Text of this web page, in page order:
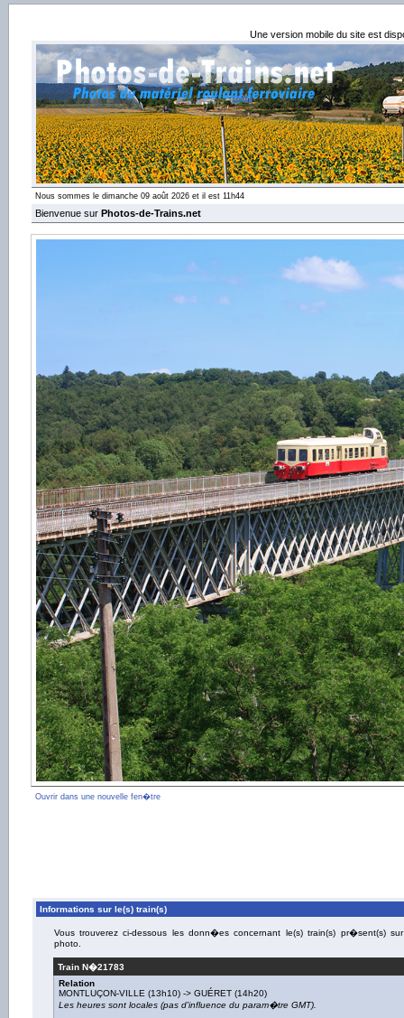
Une version mobile du site est
Nous sommes le dimanche 09 août 2026 et il est 11h44
Bienvenue sur Photos-de-Trains.net
Ouvrir dans une nouvelle fen�tre
Informations sur le(s) train(s)
Vous trouverez ci-dessous les donn�es concernant le(s) train(s) pr�sent(s)
photo.
Train N�21783
Relation
MONTLUÇON-VILLE (13h10) -> GUÉRET (14h20)
Les heures sont locales (pas d'influence du param�tre GMT).